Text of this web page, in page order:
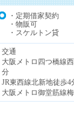
・定期借家契約
・物販可
・スケルトン貸
交通
大阪メトロ四つ橋線
分
JR東西線北新地徒歩4
大阪メトロ御堂筋線